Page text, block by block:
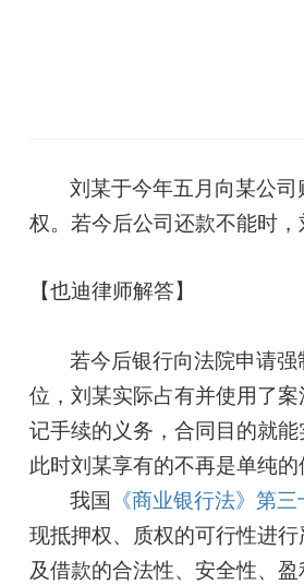
刘某于今年五月向某公
权。若今后公司还款不能时
【也迪律师解答】
若今后银行向法院申请
位，刘某实际占有并使用了
记手续的义务，合同目的就
此时刘某享有的不再是单纯
我国
《商业银行法》第
现抵押权、质权的可行性进
及借款的合法性、安全性、